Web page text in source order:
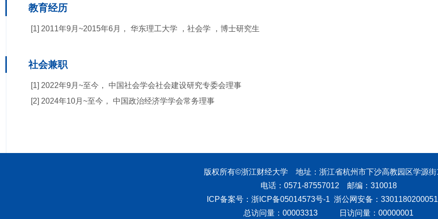
教育经历
[1] 2011年9月~2015年6月， 华东理工大学 ，社会学 ，博士研究生
社会兼职
[1] 2022年9月~至今， 中国社会学会社会建设研究专委会理事
[2] 2024年10月~至今， 中国政治经济学学会常务理事
版权所有©浙江财经大学 地址：浙江省杭州市下沙高教园区学源街
电话：0571-87557012 邮编：310018
ICP备案号：浙ICP备05014573号-1 浙公网安备：
总访问量： 00003313 日访问量： 00000001